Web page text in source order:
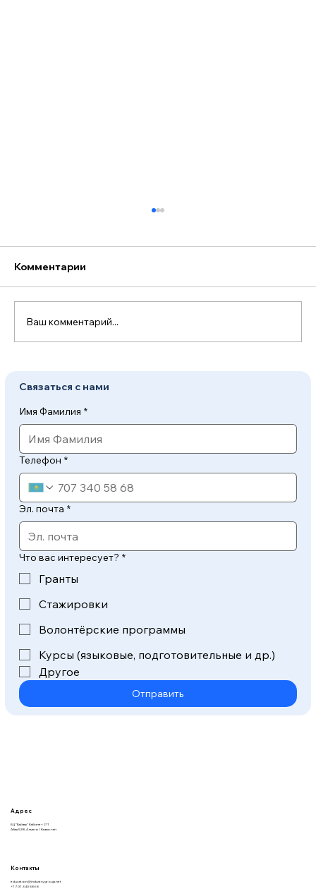
полностью финансируемая
программа в США и
Великобритании
Комментарии
Ваш комментарий...
Связаться с нами
Имя Фамилия *
Телефон *
Эл. почта *
Что вас интересует? *
Гранты
Стажировки
Волонтёрские программы
Курсы (языковые, подготовительные и др.)
Другое
Отправить
Адрес
БЦ "Байзак" Кабинет 211
Абая 52В, Алматы / Казахстан
Контакты
education@industrygroup.net
+7 707 340 58 68